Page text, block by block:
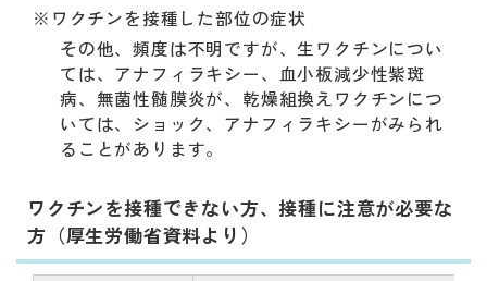
※ワクチンを接種した部位の症状
その他、頻度は不明ですが、生ワクチンについ
ては、アナフィラキシー、血小板減少性紫斑
病、無菌性髄膜炎が、乾燥組換えワクチンにつ
いては、ショック、アナフィラキシーがみられ
ることがあります。
ワクチンを接種できない方、接種に注意が必要な
方（厚生労働省資料より）